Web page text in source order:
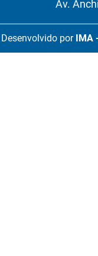
Av.
Desenvolvido por